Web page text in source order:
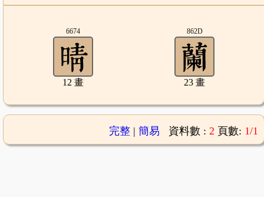
6674
12 畫
862D
23 畫
完整| 簡易 資料數 : 2 頁數: 1/1